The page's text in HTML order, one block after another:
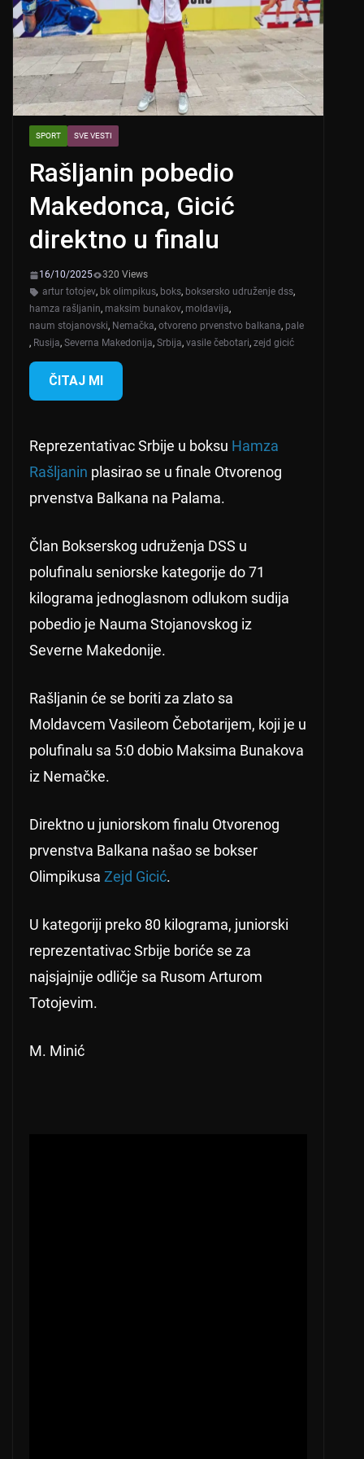
SPORT SVE VESTI
Rašljanin pobedio
Makedonca, Gicić
direktno u finalu
16/10/2025
320 Views
artur totojev, bk olimpikus, boks, boksersko udruženje dss,
hamza rašljanin, maksim bunakov, moldavija,
naum stojanovski, Nemačka, otvoreno prvenstvo balkana, pale
, Rusija, Severna Makedonija, Srbija, vasile čebotari, zejd gicić
ČITAJ MI
Reprezentativac Srbije u boksu Hamza
Rašljanin plasirao se u finale Otvorenog
prvenstva Balkana na Palama.
Član Bokserskog udruženja DSS u
polufinalu seniorske kategorije do 71
kilograma jednoglasnom odlukom sudija
pobedio je Nauma Stojanovskog iz
Severne Makedonije.
Rašljanin će se boriti za zlato sa
Moldavcem Vasileom Čebotarijem, koji je u
polufinalu sa 5:0 dobio Maksima Bunakova
iz Nemačke.
Direktno u juniorskom finalu Otvorenog
prvenstva Balkana našao se bokser
Olimpikusa Zejd Gicić.
U kategoriji preko 80 kilograma, juniorski
reprezentativac Srbije boriće se za
najsjajnije odličje sa Rusom Arturom
Totojevim.
M. Minić